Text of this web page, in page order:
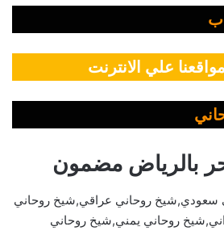
علي الانترنت
بالرياض مضمون
سعودي,شيخ روحاني عراقي,شيخ روحاني
روحاني يمني,شيخ روحاني